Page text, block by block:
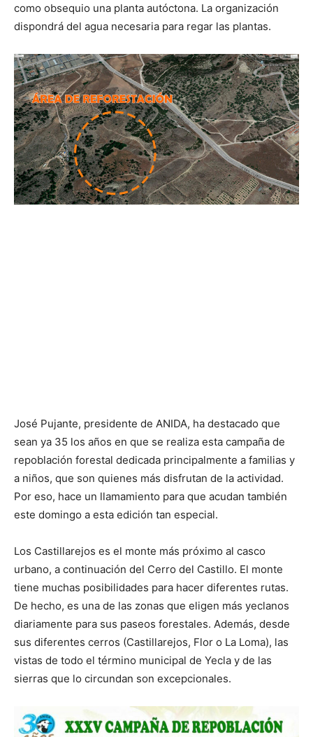
como obsequio una planta autóctona. La organización
dispondrá del agua necesaria para regar las plantas.
José Pujante, presidente de ANIDA, ha destacado que
sean ya 35 los años en que se realiza esta campaña de
repoblación forestal dedicada principalmente a familias y
a niños, que son quienes más disfrutan de la actividad.
Por eso, hace un llamamiento para que acudan también
este domingo a esta edición tan especial.
Los Castillarejos es el monte más próximo al casco
urbano, a continuación del Cerro del Castillo. El monte
tiene muchas posibilidades para hacer diferentes rutas.
De hecho, es una de las zonas que eligen más yeclanos
diariamente para sus paseos forestales. Además, desde
sus diferentes cerros (Castillarejos, Flor o La Loma), las
vistas de todo el término municipal de Yecla y de las
sierras que lo circundan son excepcionales.